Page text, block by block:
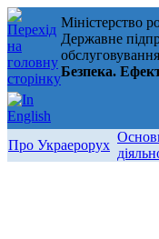
Міністерство
Державне
Безпека.
Про Украерорух